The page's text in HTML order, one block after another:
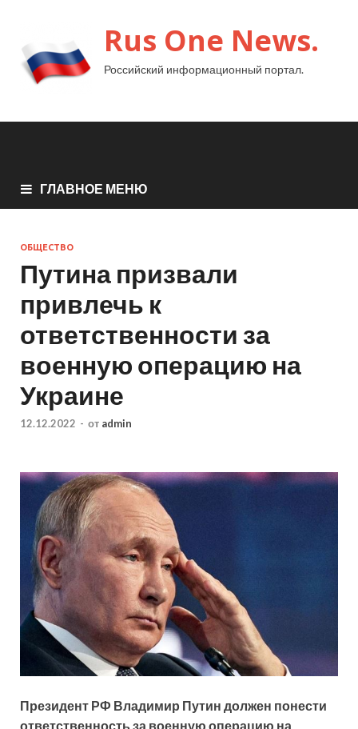
Rus One News.
Российский информационный портал.
ГЛАВНОЕ МЕНЮ
ОБЩЕСТВО
Путина призвали
привлечь к
ответственности за
военную операцию на
Украине
12.12.2022 - от admin
Президент РФ Владимир Путин должен понести
ответственность за военную операцию на